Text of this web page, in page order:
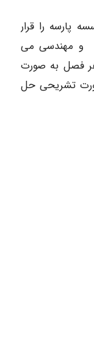
پارسه را قرار
و مهندسی می
فصل به صورت
تشریحی حل